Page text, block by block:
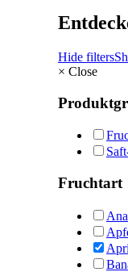
Hide filters
× Close
Fruchtart